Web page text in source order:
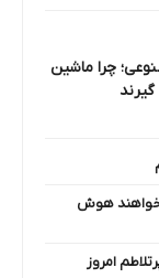
چرا ماشین‌
خواهند هوش
امروز